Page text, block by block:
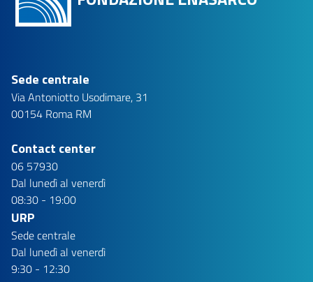
Sede centrale
Via Antoniotto Usodimare, 31
00154 Roma RM
Contact center
06 57930
Dal lunedì al venerdì
08:30 - 19:00
URP
Sede centrale
Dal lunedì al venerdì
9:30 - 12:30